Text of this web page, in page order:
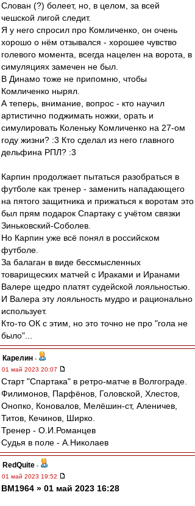
Слован (?) болеет, но, в целом, за всей
чешской лигой следит.
Я у него спросил про Комличенко, он очень
хорошо о нём отзывался - хорошее чувство
голевого момента, всегда нацелен на ворота, в
симуляциях замечен не был.
В Динамо тоже не припомню, чтобы
Комличенко нырял.
А теперь, внимание, вопрос - кто научил
артистично поджимать ножки, орать и
симулировать Коленьку Комличенко на 27-ом
году жизни? :3 Кто сделал из него главного
дельфина РПЛ? :3
Карпин продолжает пытаться разобраться в
футболе как тренер - заменить нападающего
на пятого защитника и прижаться к воротам это
был прям подарок Спартаку с учётом связки
Зиньковский-Соболев.
Но Карпин уже всё понял в российском
футболе.
За балаган в виде бессмысленных
товарищеских матчей с Ираками и Иранами
Валере щедро платят судейской лояльностью.
И Валера эту лояльность мудро и рационально
использует.
Кто-то ОК с этим, но это точно не про "гола не
было"...
Карелин -
01 май 2023 20:07
Старт "Спартака" в ретро-матче в Волгограде.
Филимонов, Парфёнов, Головской, Хлестов,
Онопко, Коновалов, Мелёшин-ст, Аленичев,
Титов, Кечинов, Ширко.
Тренер - О.И.Романцев
Судья в поле - А.Николаев
RedQuite -
01 май 2023 19:52
BM1964 » 01 май 2023 16:28